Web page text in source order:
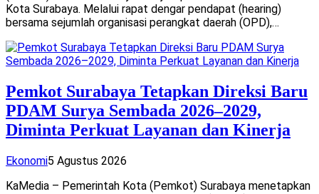
Kota Surabaya. Melalui rapat dengar pendapat (hearing)
bersama sejumlah organisasi perangkat daerah (OPD),…
Pemkot Surabaya Tetapkan Direksi Baru
PDAM Surya Sembada 2026–2029,
Diminta Perkuat Layanan dan Kinerja
Ekonomi5 Agustus 2026
KaMedia – Pemerintah Kota (Pemkot) Surabaya menetapkan